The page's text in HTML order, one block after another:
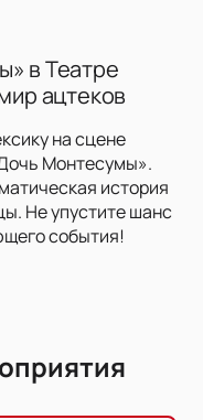
в Театре
ацтеков
на сцене
Монтесумы».
история
Не упустите шанс
события!